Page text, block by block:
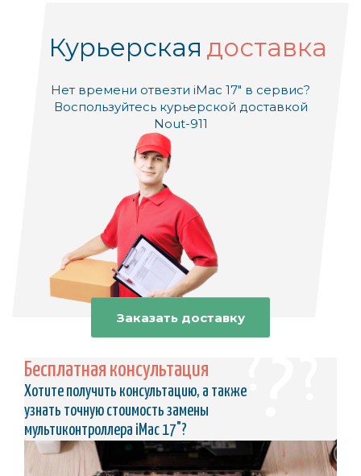
Курьерская доставка
Нет времени отвезти iMac 17" в сервис?
Воспользуйтесь курьерской доставкой
Nout-911
Заказать доставку
Бесплатная консультация
Хотите получить консультацию, а также
узнать точную стоимость замены
мультиконтроллера iMac 17"?